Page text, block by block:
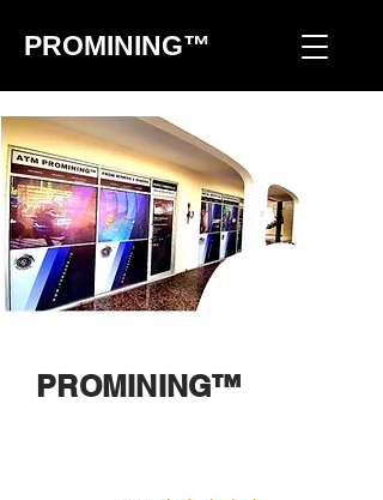
PROMINING™
PROMINING™